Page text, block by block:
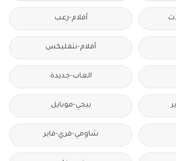
أفلام-رعب
أفلام-نتفليكس
العاب-جديدة
ببجي-موبايل
شاومي-فري-فاير